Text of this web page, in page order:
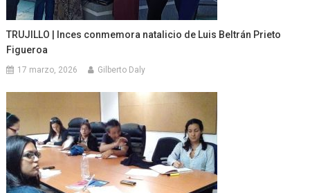
TRUJILLO | Inces conmemora natalicio de Luis Beltrán Prieto
Figueroa
17 marzo, 2026 Gilberto Daly